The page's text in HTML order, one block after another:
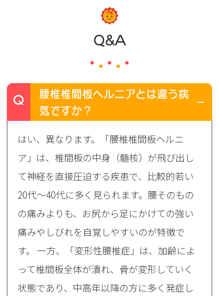
Q&A
Q
腰椎椎間板ヘルニアとは違う病
気ですか？
A
はい、異なります。「腰椎椎間板ヘルニ
ア」は、椎間板の中身（髄核）が飛び出し
て神経を直接圧迫する疾患で、比較的若い
20代〜40代に多く見られます。腰そのもの
の痛みよりも、お尻から足にかけての強い
痛みやしびれを自覚しやすいのが特徴で
す。 一方、「変形性腰椎症」は、加齢によ
って椎間板全体が潰れ、骨が変形していく
状態であり、中高年以降の方に多く発症し